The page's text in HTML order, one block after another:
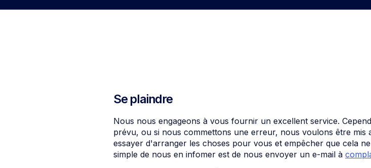
Se plaindre
Nous nous engageons à vous fournir un excellent service.
prévu, ou si nous commettons une erreur, nous voulons être
essayer d'arranger les choses pour vous et empêcher que cela
simple de nous en infomer est de nous envoyer un e-mail à